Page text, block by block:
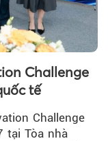
Challenge
tế
Challenge
tại Tòa nhà